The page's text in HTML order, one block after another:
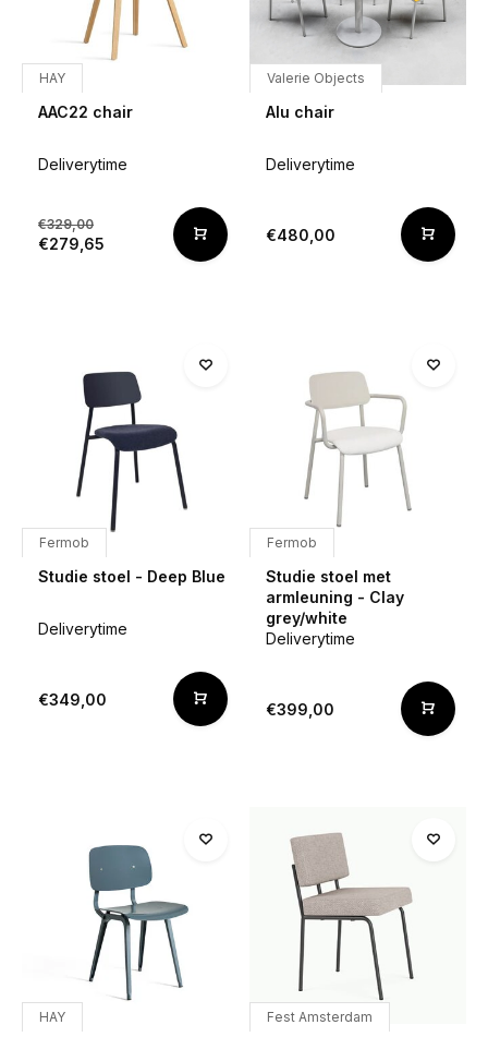
HAY
AAC22 chair
Deliverytime
€329,00
€279,65
Valerie Objects
Alu chair
Deliverytime
€480,00
Fermob
Studie stoel - Deep Blue
Deliverytime
€349,00
Fermob
Studie stoel met
armleuning - Clay
grey/white
Deliverytime
€399,00
HAY Fest Amsterdam